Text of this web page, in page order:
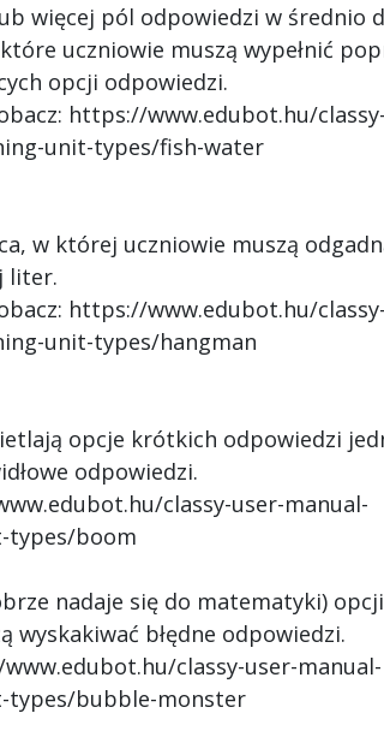
więcej pól odpowiedzi w średnio
uczniowie muszą wypełnić
opcji odpowiedzi.
https://www.edubot.hu/
unit-types/fish-water
w której uczniowie muszą
liter.
https://www.edubot.hu/
unit-types/hangman
opcje krótkich odpowiedzi
odpowiedzi.
classy-user-manual-
types/boom
nadaje się do matematyki) opcji
wyskakiwać błędne odpowiedzi.
classy-user-manual-
types/bubble-monster